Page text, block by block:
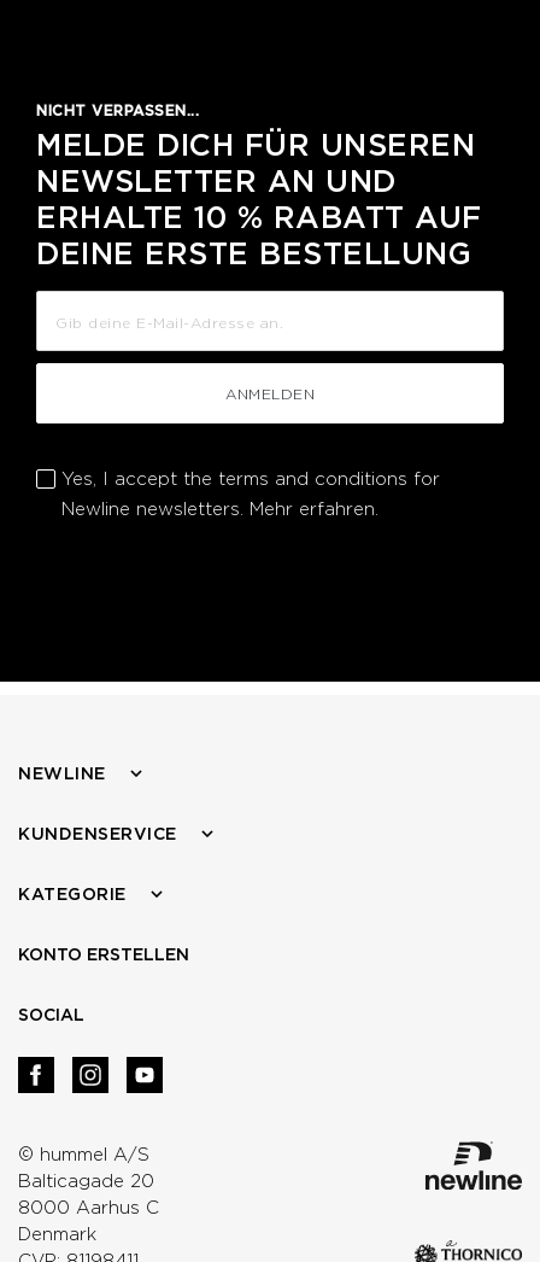
NICHT VERPASSEN...
MELDE DICH FÜR UNSEREN
NEWSLETTER AN UND
ERHALTE 10 % RABATT AUF
DEINE ERSTE BESTELLUNG
ANMELDEN
Yes, I accept the terms and conditions for
Newline newsletters. Mehr erfahren.
© hummel A/S
Balticagade 20
8000 Aarhus C
Denmark
NEWLINE
KUNDENSERVICE
KATEGORIE
KONTO ERSTELLEN
SOCIAL